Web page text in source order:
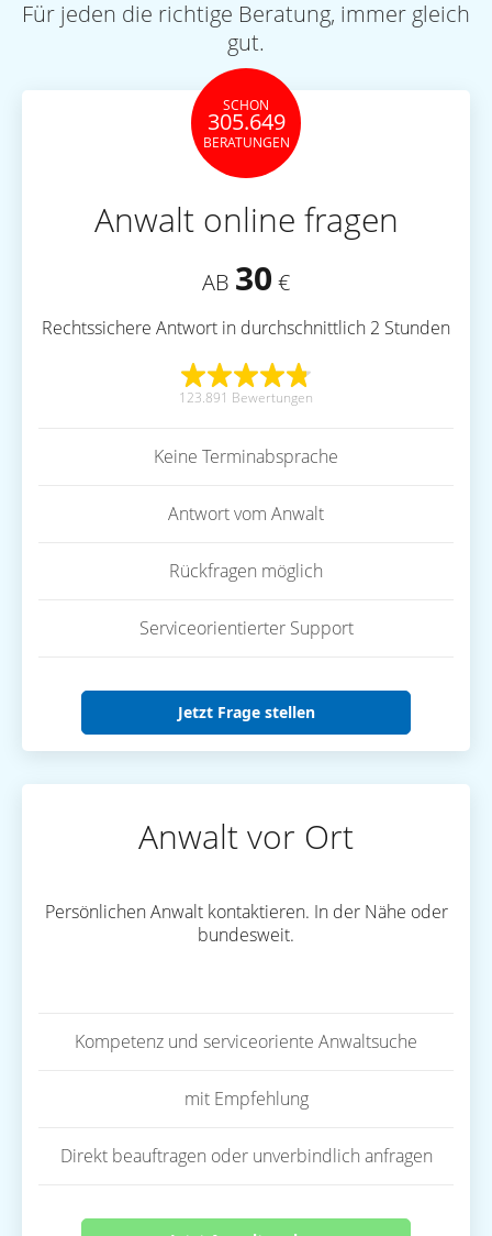
Für jeden die richtige Beratung, immer gleich
gut.
SCHON
305.649
BERATUNGEN
Anwalt online fragen
AB 30 €
Rechtssichere Antwort in durchschnittlich 2 Stunden
123.891 Bewertungen
Keine Terminabsprache
Antwort vom Anwalt
Rückfragen möglich
Serviceorientierter Support
Jetzt Frage stellen
Anwalt vor Ort
Persönlichen Anwalt kontaktieren. In der Nähe oder
bundesweit.
Kompetenz und serviceoriente Anwaltsuche
mit Empfehlung
Direkt beauftragen oder unverbindlich anfragen